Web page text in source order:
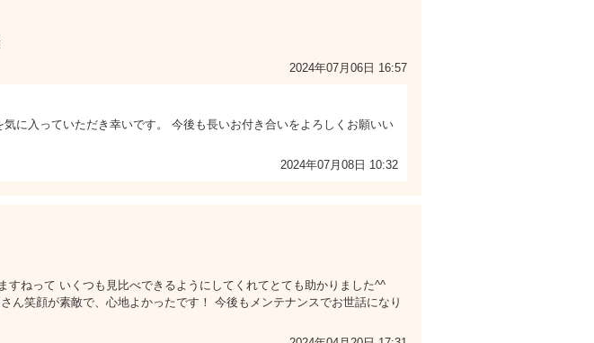
2024年07月06日 16:57
に入っていただき幸いです。 今後も長いお付き合いをよろしくお願いい
2024年07月08日 10:32
ねって いくつも見比べできるようにしてくれてとても助かりました^^
笑顔が素敵で、心地よかったです！ 今後もメンテナンスでお世話になり